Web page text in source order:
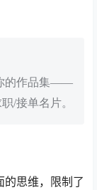
的作品集——
/接单名片。
的思维，限制了